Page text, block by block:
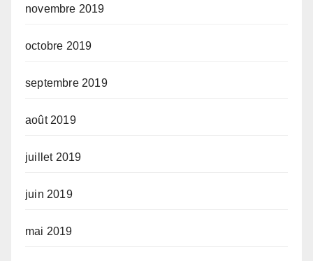
novembre 2019
octobre 2019
septembre 2019
août 2019
juillet 2019
juin 2019
mai 2019